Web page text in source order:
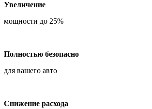
Увеличение
мощности до 25%
Полностью безопасно
для вашего авто
Снижение расхода